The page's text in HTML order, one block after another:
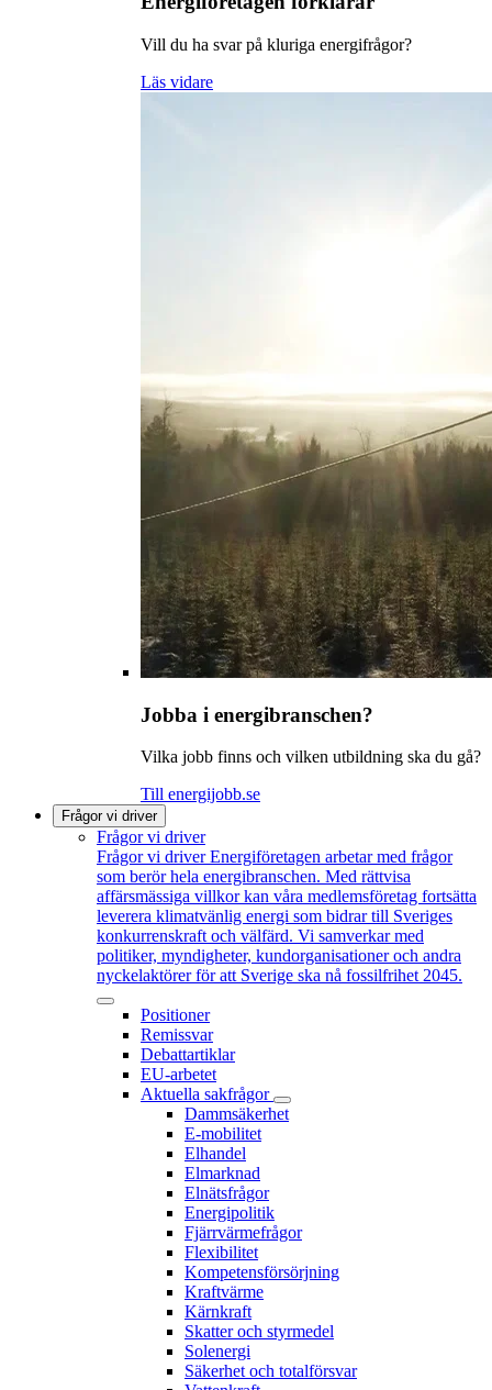
Vill du ha svar på kluriga energifrågor?
Läs vidare
Jobba i energibranschen?
Vilka jobb finns och vilken utbildning ska du gå?
Till energijobb.se
Frågor vi driver
Frågor vi driver
Frågor vi driver Energiföretagen arbetar med frågor
som berör hela energibranschen. Med rättvisa
affärsmässiga villkor kan våra medlemsföretag fortsätta
leverera klimatvänlig energi som bidrar till Sveriges
konkurrenskraft och välfärd. Vi samverkar med
politiker, myndigheter, kundorganisationer och andra
nyckelaktörer för att Sverige ska nå fossilfrihet 2045.
Positioner
Remissvar
Debattartiklar
EU-arbetet
Aktuella sakfrågor
Dammsäkerhet
E-mobilitet
Elhandel
Elmarknad
Elnätsfrågor
Energipolitik
Fjärrvärmefrågor
Flexibilitet
Kompetensförsörjning
Kraftvärme
Kärnkraft
Skatter och styrmedel
Solenergi
Säkerhet och totalförsvar